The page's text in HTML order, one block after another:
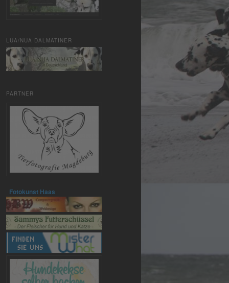
LUA/NUA DALMATINER
PARTNER
Fotokunst Haas